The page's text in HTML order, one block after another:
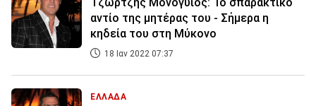
αντίο της μητέρας του - Σήμερα η
κηδεία του στη Μύκονο
18 Ιαν 2022 07:37
ΕΛΛΑΔΑ